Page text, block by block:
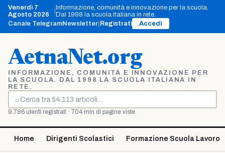
Vai
contenuto
Venerdì 7
Agosto 2026
Informazione, comunità e innovazione per la scuola.
Dal 1998 la scuola italiana in rete.
Canale TelegramNewsletter Registrati Accedi
AetnaNet.org
INFORMAZIONE, COMUNITÀ E INNOVAZIONE PER
LA SCUOLA. DAL 1998 LA SCUOLA ITALIANA IN
RETE.
⌕
Cerca
9.786 utenti registrati · 704 mln di pagine viste
Home Dirigenti Scolastici Formazione Scuola Lavoro